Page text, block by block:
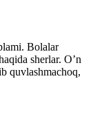
Bolalar
sherlar. O’n
quvlashmachoq,